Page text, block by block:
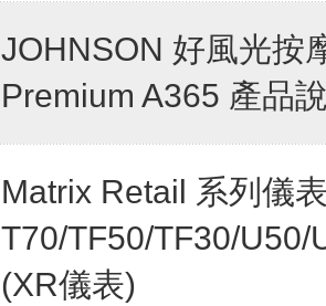
JOHNSON 好風光按
Premium A365 產品
Matrix Retail 系列儀
T70/TF50/TF30/
(XR儀表)